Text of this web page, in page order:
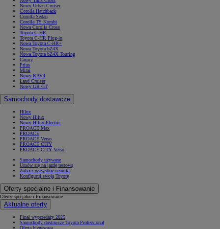
Nowy Urban Cruiser
Corolla Hatchback
Corolla Sedan
Corolla TS Kombi
Nowa Corolla Cross
Toyota C-HR
Toyota C-HR Plug-in
Nowa Toyota C-HR+
Nowa Toyota bZ4X
Nowa Toyota bZ4X Touring
Camry
Prius
Mirai
Nowy RAV4
Land Cruiser
Nowy GR GT
Samochody dostawcze
Hilux
Nowy Hilux
Nowy Hilux Electric
PROACE Max
PROACE
PROACE Verso
PROACE CITY
PROACE CITY Verso
Samochody używane
Umów się na jazdę testową
Zobacz wszystkie cenniki
Konfiguruj swoją Toyotę
Oferty specjalne i Finansowanie
Oferty specjalne i Finansowanie
Aktualne oferty
Finał wyprzedaży 2025
Samochody dostawcze Toyota Professional
Oferta biznesowa